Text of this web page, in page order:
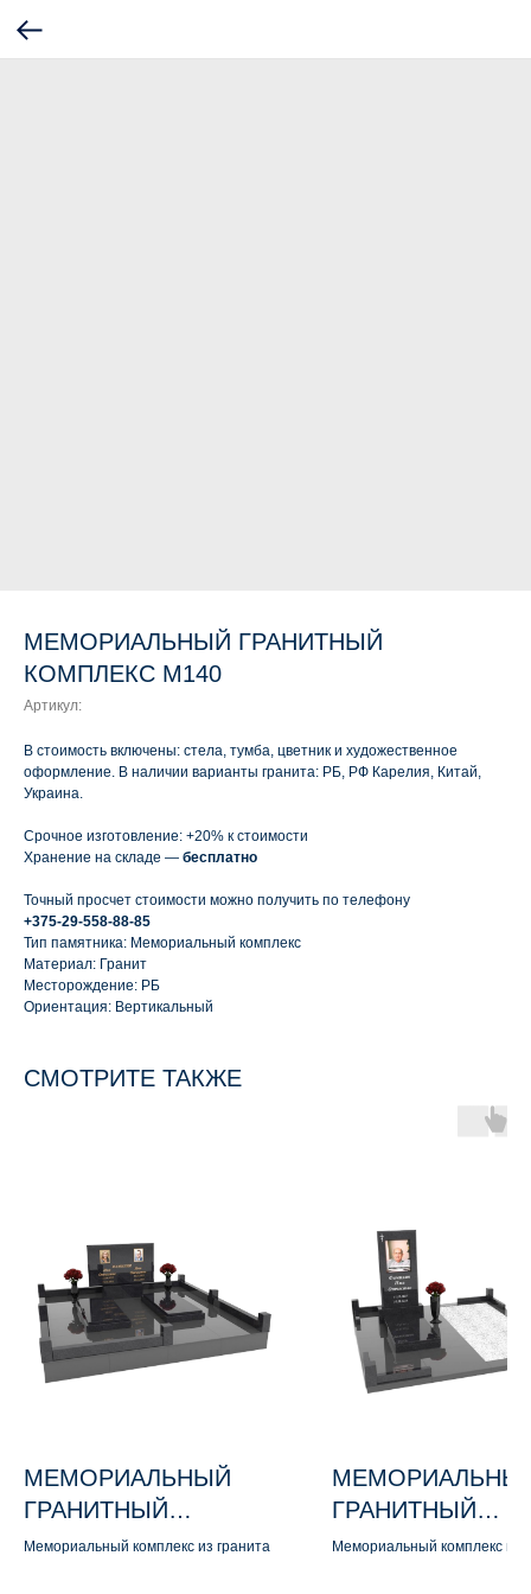
МЕМОРИАЛЬНЫЙ ГРАНИТНЫЙ
КОМПЛЕКС М140
Артикул:
В стоимость включены: стела, тумба, цветник и художественное
оформление. В наличии варианты гранита: РБ, РФ Карелия, Китай,
Украина.
Срочное изготовление: +20% к стоимости
Хранение на складе — бесплатно
Точный просчет стоимости можно получить по телефону
+375-29-558-88-85
Тип памятника: Мемориальный комплекс
Материал: Гранит
Месторождение: РБ
Ориентация: Вертикальный
СМОТРИТЕ ТАКЖЕ
МЕМОРИАЛЬНЫЙ
ГРАНИТНЫЙ
КОМПЛЕКС М162
Мемориальный комплекс из гранита
ГРАНИТНЫЙ
КОМПЛЕКС М142
Мемориальный комплекс из